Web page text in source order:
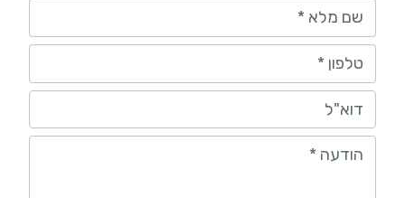
שם מלא *
טלפון *
דוא"ל
הודעה *